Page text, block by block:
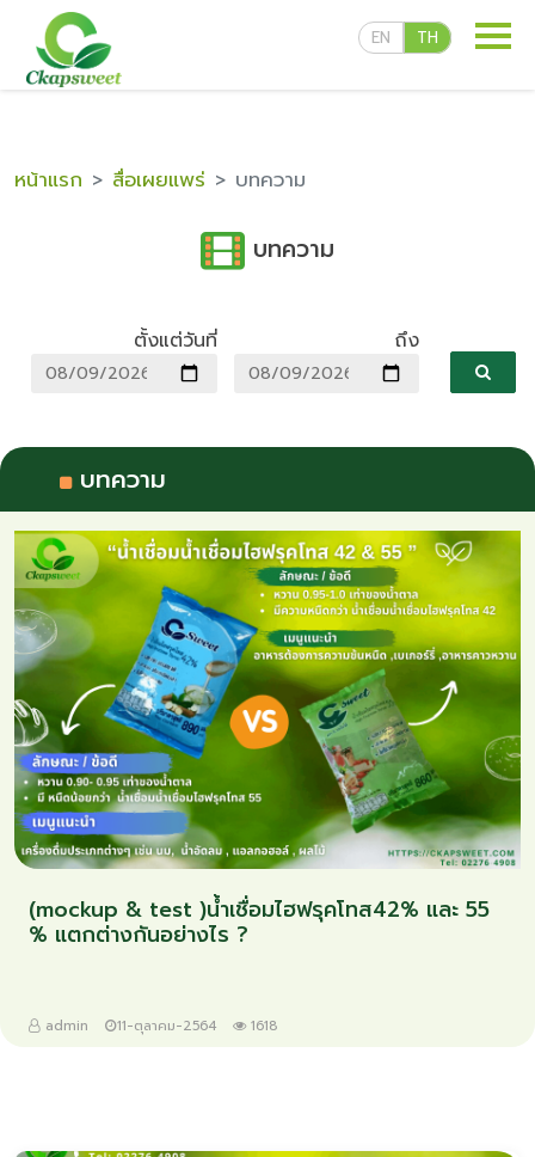
EN TH
สูตรลับความอร่อย
ความยั่งยืน
เกี่ยวกับเรา
คำถามยอดฮิต
ติดต่อเรา
หน้าแรก สื่อเผยแพร่ บทความ
บทความ
ตั้งแต่วันที่ ถึง
บทความ
(mockup & test )น้ำเชื่อมไฮฟรุคโทส42% และ 55
% แตกต่างกันอย่างไร ?
admin 11-ตุลาคม-2564 1618